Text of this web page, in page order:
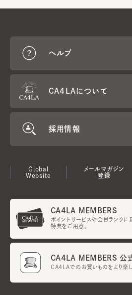
ヘルプ
CA4LAについて
採用情報
Global
Website
メールマガジン
登録
CA4LA MEMBERS
ポイントサービスや会員ランクに
特典をご用意。
CA4LA MEMBERS 公
CA4LAでのお買いものをより楽し